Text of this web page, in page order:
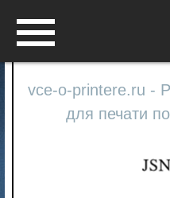
vce-o-printere.ru -
для печати